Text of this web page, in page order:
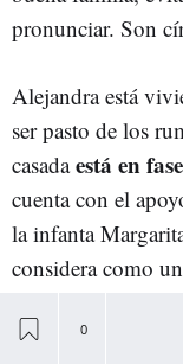
pronunciar. Son
Alejandra está
ser pasto de los
casadaestá en
cuenta con el
la infanta
considera como
Charo,